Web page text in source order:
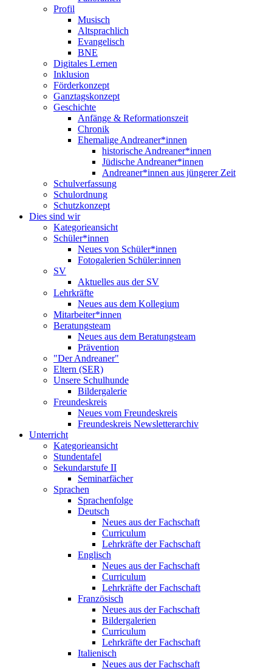
Profil
Musisch
Altsprachlich
Evangelisch
BNE
Digitales Lernen
Inklusion
Förderkonzept
Ganztagskonzept
Geschichte
Anfänge & Reformationszeit
Chronik
Ehemalige Andreaner*innen
historische Andreaner*innen
Jüdische Andreaner*innen
Andreaner*innen aus jüngerer Zeit
Schulverfassung
Schulordnung
Schutzkonzept
Dies sind wir
Kategorieansicht
Schüler*innen
Neues von Schüler*innen
Fotogalerien Schüler:innen
SV
Aktuelles aus der SV
Lehrkräfte
Neues aus dem Kollegium
Mitarbeiter*innen
Beratungsteam
Neues aus dem Beratungsteam
Prävention
"Der Andreaner"
Eltern (SER)
Unsere Schulhunde
Bildergalerie
Freundeskreis
Neues vom Freundeskreis
Freundeskreis Newsletterarchiv
Unterricht
Kategorieansicht
Stundentafel
Sekundarstufe II
Seminarfächer
Sprachen
Sprachenfolge
Deutsch
Neues aus der Fachschaft
Curriculum
Lehrkräfte der Fachschaft
Englisch
Neues aus der Fachschaft
Curriculum
Lehrkräfte der Fachschaft
Französisch
Neues aus der Fachschaft
Bildergalerien
Curriculum
Lehrkräfte der Fachschaft
Italienisch
Neues aus der Fachschaft